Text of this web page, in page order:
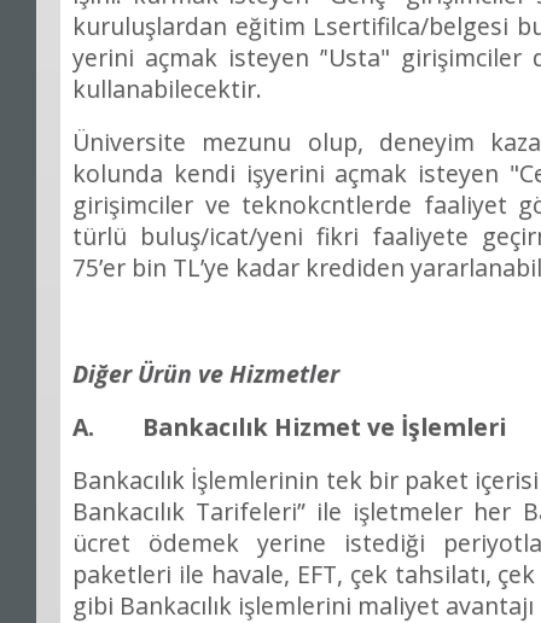
kuruluşlardan eğitim Lsertifilca/belgesi
yerini açmak isteyen ’'Usta" girişimciler
kullanabilecektir.
Üniversite mezunu olup, deneyim
kolunda kendi işyerini açmak isteyen
girişimciler ve teknokcntlerde faaliyet g
türlü buluş/icat/yeni fikri faaliyete geç
75’er bin TL’ye kadar krediden
DiğerÜrün ve Hizmetler
A. Bankacılık Hizmet ve İşlemleri
Bankacılık İşlemlerinin tek bir paket iç
Bankacılık Tarifeleri” ile işletmeler her
ücret ödemek yerine istediği
paketleri ile havale, EFT, çek tahsilatı, ç
gibi Bankacılık işlemlerini maliyet avantajı